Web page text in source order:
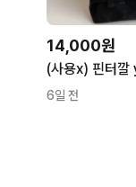
14,000원
6일 전